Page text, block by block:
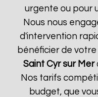
urgente ou pour
Nous nous
d'intervention
bénéficier de
Saint Cyr sur Mer
Nos tarifs
budget, que